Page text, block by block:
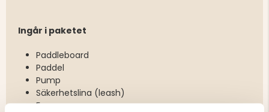
Ingår i paketet
Paddleboard
Paddel
Pump
Säkerhetslina (leash)
Fena